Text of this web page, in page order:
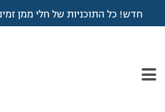
חדש! כל התוכניות של חלי ממן
עמוד הבית >דיונים>פורום >בא לי לצעוק
מוצגות 2 תגובות – 1 עד 2 (מתוך 2 סה״כ)